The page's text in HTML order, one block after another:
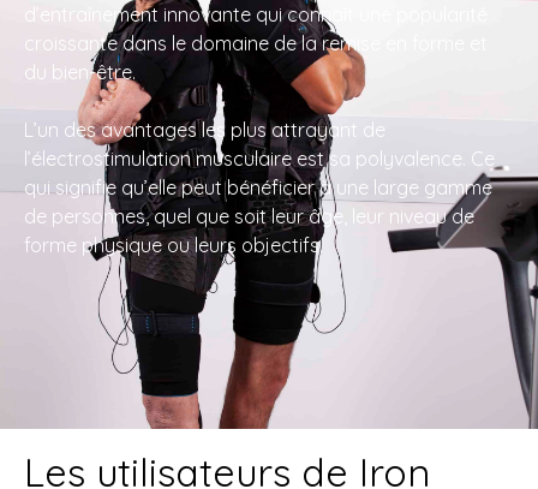
d’entraînement innovante qui connaît une popularité
croissante dans le domaine de la remise en forme et
du bien-être.
L’un des avantages les plus attrayant de
l’électrostimulation musculaire est sa polyvalence. Ce
qui signifie qu’elle peut bénéficier à une large gamme
de personnes, quel que soit leur âge, leur niveau de
forme physique ou leurs objectifs.
Les utilisateurs de Iron